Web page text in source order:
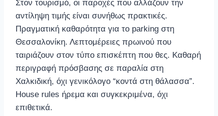
Στον τουρισμό, οι παροχές που αλλάζουν την
αντίληψη τιμής είναι συνήθως πρακτικές.
Πραγματική καθαρότητα για το parking στη
Θεσσαλονίκη. Λεπτομέρειες πρωινού που
ταιριάζουν στον τύπο επισκέπτη που θες. Καθαρή
περιγραφή πρόσβασης σε παραλία στη
Χαλκιδική, όχι γενικόλογο “κοντά στη θάλασσα”.
House rules ήρεμα και συγκεκριμένα, όχι
επιθετικά.